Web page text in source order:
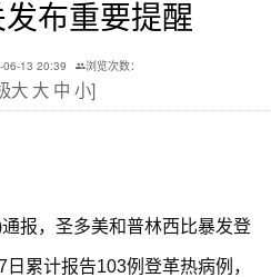
布重要提醒
06-13 20:39
浏览次数：
大 大 中 小]
报，圣多美和普林西比暴发登
累计报告103例登革热病例，